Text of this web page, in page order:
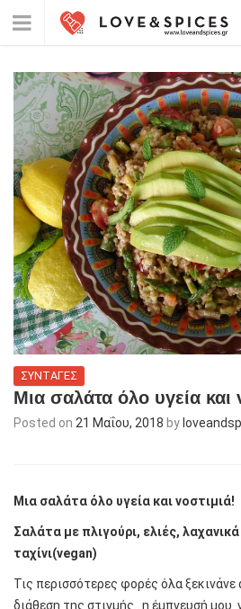
ΣΥΝΤΑΓΕΣ
Μια σαλάτα όλο υγεία και
Posted on 21 Μαΐου, 2018 by
Μια σαλάτα όλο υγεία και νοστιμιά!
Σαλάτα με πλιγούρι, ελιές,
ταχίνι(vegan)
Τις περισσότερες φορές όλα ξεκινάνε
διάθεση της στιγμής…η έμπνευσή μου